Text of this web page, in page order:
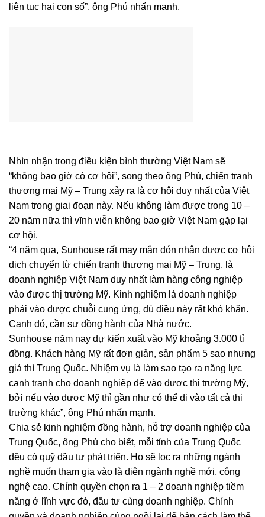
liên tục hai con số”, ông Phú nhấn mạnh.
Nhìn nhận trong điều kiện bình thường Việt Nam sẽ
“không bao giờ có cơ hội”, song theo ông Phú, chiến tranh
thương mại Mỹ – Trung xảy ra là cơ hội duy nhất của Việt
Nam trong giai đoạn này. Nếu không làm được trong 10 –
20 năm nữa thì vĩnh viễn không bao giờ Việt Nam gặp lại
cơ hội.
“4 năm qua, Sunhouse rất may mắn đón nhận được cơ hội
dịch chuyển từ chiến tranh thương mại Mỹ – Trung, là
doanh nghiệp Việt Nam duy nhất làm hàng công nghiệp
vào được thị trường Mỹ. Kinh nghiệm là doanh nghiệp
phải vào được chuỗi cung ứng, dù điều này rất khó khăn.
Cạnh đó, cần sự đồng hành của Nhà nước.
Sunhouse năm nay dự kiến xuất vào Mỹ khoảng 3.000 tỉ
đồng. Khách hàng Mỹ rất đơn giản, sản phẩm 5 sao nhưng
giá thì Trung Quốc. Nhiệm vụ là làm sao tạo ra năng lực
cạnh tranh cho doanh nghiệp để vào được thị trường Mỹ,
bởi nếu vào được Mỹ thì gần như có thể đi vào tất cả thị
trường khác”, ông Phú nhấn mạnh.
Chia sẻ kinh nghiệm đồng hành, hỗ trợ doanh nghiệp của
Trung Quốc, ông Phú cho biết, mỗi tỉnh của Trung Quốc
đều có quỹ đầu tư phát triển. Họ sẽ lọc ra những ngành
nghề muốn tham gia vào là diện ngành nghề mới, công
nghệ cao. Chính quyền chọn ra 1 – 2 doanh nghiệp tiềm
năng ở lĩnh vực đó, đầu tư cùng doanh nghiệp. Chính